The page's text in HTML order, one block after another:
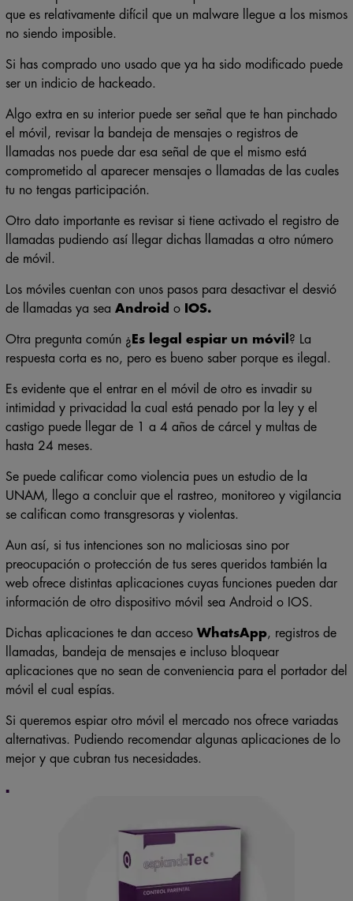
que es relativamente difícil que un malware llegue a los mismos
no siendo imposible.
Si has comprado uno usado que ya ha sido modificado puede
ser un indicio de hackeado.
Algo extra en su interior puede ser señal que te han pinchado
el móvil, revisar la bandeja de mensajes o registros de
llamadas nos puede dar esa señal de que el mismo está
comprometido al aparecer mensajes o llamadas de las cuales
tu no tengas participación.
Otro dato importante es revisar si tiene activado el registro de
llamadas pudiendo así llegar dichas llamadas a otro número
de móvil.
Los móviles cuentan con unos pasos para desactivar el desvió
de llamadas ya sea Android o IOS.
Otra pregunta común ¿ Es legal espiar un móvil ? La
respuesta corta es no, pero es bueno saber porque es ilegal.
Es evidente que el entrar en el móvil de otro es invadir su
intimidad y privacidad la cual está penado por la ley y el
castigo puede llegar de 1 a 4 años de cárcel y multas de
hasta 24 meses.
Se puede calificar como violencia pues un estudio de la
UNAM, llego a concluir que el rastreo, monitoreo y vigilancia
se califican como transgresoras y violentas.
Aun así, si tus intenciones son no maliciosas sino por
preocupación o protección de tus seres queridos también la
web ofrece distintas aplicaciones cuyas funciones pueden dar
información de otro dispositivo móvil sea Android o IOS.
Dichas aplicaciones te dan acceso WhatsApp, registros de
llamadas, bandeja de mensajes e incluso bloquear
aplicaciones que no sean de conveniencia para el portador del
móvil el cual espías.
Si queremos espiar otro móvil el mercado nos ofrece variadas
alternativas. Pudiendo recomendar algunas aplicaciones de lo
mejor y que cubran tus necesidades.